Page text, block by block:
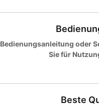
Bedienungsanleitung oder
Sie für
Beste